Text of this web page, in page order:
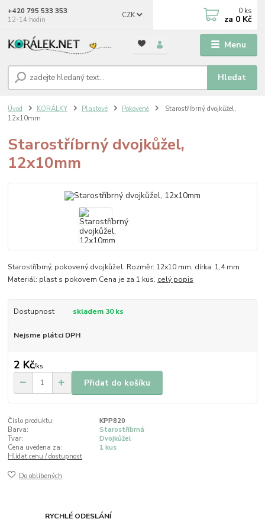
Menu
CZK
Hledat
+420 795 533 353
12-14 hodin
0 ks
za 0 Kč
Úvod KORÁLKY Plastové Pokovené
Starostříbrný dvojkůžel,
12x10mm
Starostříbrný dvojkůžel,
12x10mm
Starostříbrný, pokovený dvojkůžel. Rozměr: 12x10 mm, dírka: 1,4 mm
Materiál: plast s pokovem Cena je za 1 kus. celý popis
Dostupnost skladem 30 ks
Nejsme plátci DPH
2 Kč/ks
Přidat do košíku
Číslo produktu:
KPP820
Barva:
Starostříbrná
Tvar:
Dvojkůžel
Cena uvedena za:
1 kus
Hlídat cenu / dostupnost
Do oblíbených
RYCHLÉ ODESLÁNÍ